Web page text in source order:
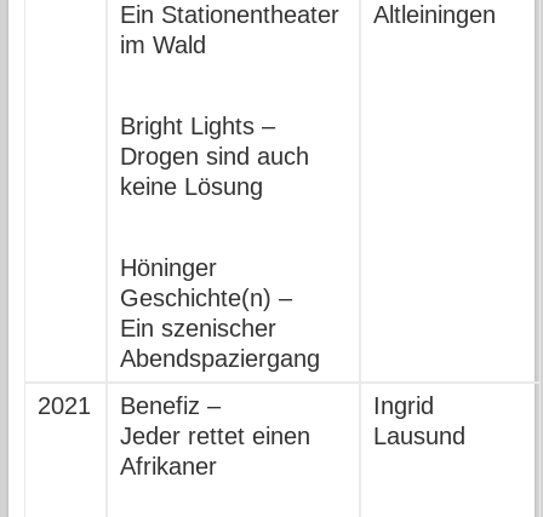
Ein Stationentheater
im Wald
Bright Lights –
Drogen sind auch
keine Lösung
Höninger
Geschichte(n) –
Ein szenischer
Abendspaziergang
Altleiningen
2021
Benefiz –
Jeder rettet einen
Afrikaner
Ingrid
Lausund